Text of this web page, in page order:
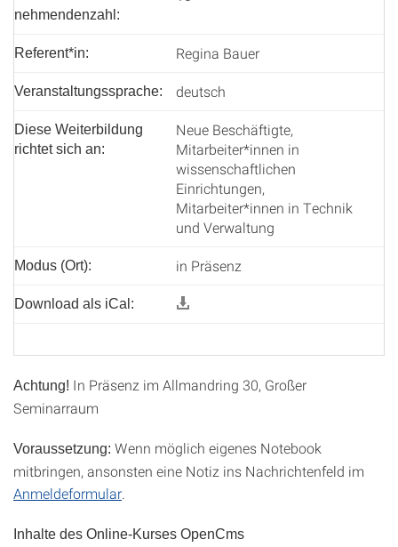
nehmenden­zahl:
Referent*in: Regina Bauer
Veranstaltungssprache: deutsch
Diese Weiterbildung
richtet sich an:
Neue Beschäftigte,
Mitarbeiter*innen in
wissenschaftlichen
Einrichtungen,
Mitarbeiter*innen in Technik
und Verwaltung
Modus (Ort): in Präsenz
Download als iCal:
Achtung! In Präsenz im Allmandring 30, Großer
Seminarraum
Voraussetzung: Wenn möglich eigenes Notebook
mitbringen, ansonsten eine Notiz ins Nachrichtenfeld im
Anmeldeformular
Inhalte des Online-Kurses OpenCms